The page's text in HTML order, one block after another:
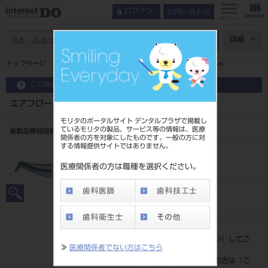
モリタのポータルサイト デンタルプラザで掲載し
ているモリタの製品、サービス等の情報は、医療
関係者の方を対象にしたものです。一般の方に対
する情報提供サイトではありません。
医療関係者の方は職種を選択ください。
≫ 医療関係者でない方はこちら
ログイン お問い合わせ
メニュー
詳細
トップページ エアフローハンディ3.0 エアフローハンドピースPlus
この商品に関するお問い合わせ
エアフローハンディ3.0 エアフローハンドピースPlus
能動型機器接続歯面清掃用器具
206270211
JAN/EANコード
標準価格
ログイン
』してご
覧ください。
ネット会員登録がまだの方は『
こ
インデックス エアフローハンディ3.0 Plus
エアフローハンディ3.0 Plus
関連動画
製品情報
ダウンロード